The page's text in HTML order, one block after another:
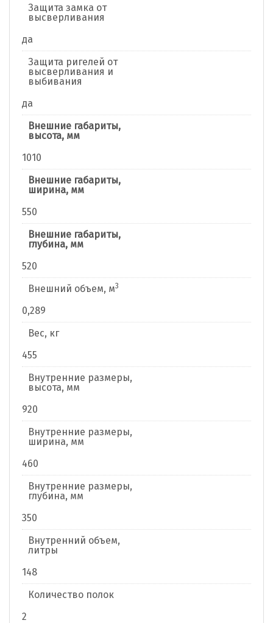
Защита замка от
высверливания
да
Защита ригелей от
высверливания и
выбивания
да
Внешние габариты,
высота, мм
1010
Внешние габариты,
ширина, мм
550
Внешние габариты,
глубина, мм
520
Внешний объем, м3
0,289
Вес, кг
455
Внутренние размеры,
высота, мм
920
Внутренние размеры,
ширина, мм
460
Внутренние размеры,
глубина, мм
350
Внутренний объем,
литры
148
Количество полок
2